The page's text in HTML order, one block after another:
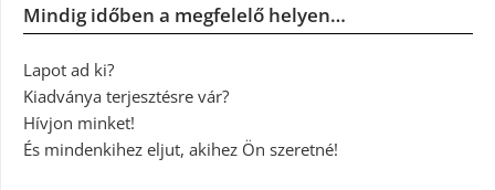
Mindig időben a megfelelő helyen…
Lapot ad ki?
Kiadványa terjesztésre vár?
Hívjon minket!
És mindenkihez eljut, akihez Ön szeretné!